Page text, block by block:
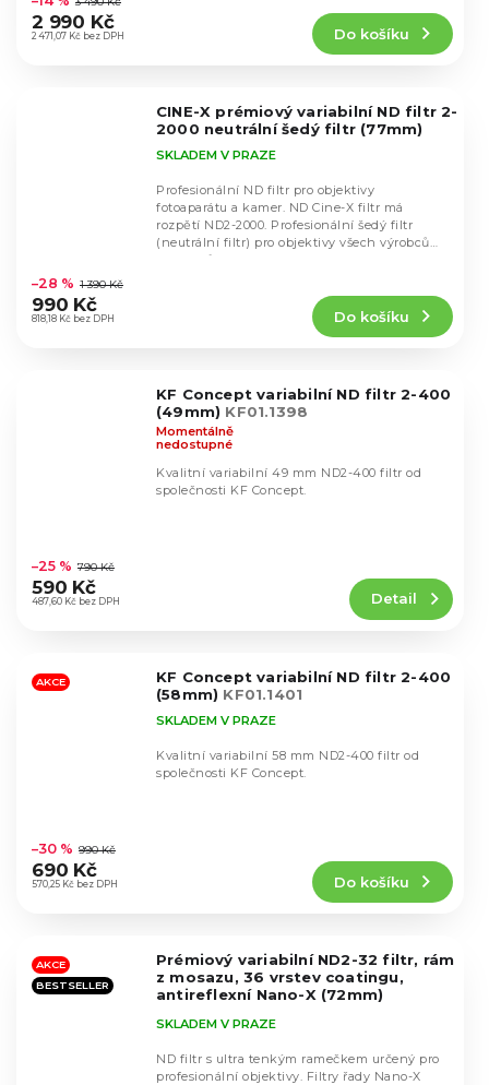
produktu
je
2 471,07 Kč bez DPH
2 990 Kč
Do košíku
CINE-X prémiový variabilní ND filtr 2-
2000 neutrální šedý filtr (77mm)
hodnocení
produktu
je
SKLADEM V PRAZE
818,18 Kč bez DPH
–28 % 1 390 Kč
990 Kč
Do košíku
Profesionální ND filtr pro objektivy
fotoaparátu a kamer. ND Cine-X filtr má
rozpětí ND2-2000. Profesionální šedý filtr
(neutrální filtr) pro objektivy všech výrobců
objektivů s...
KF Concept variabilní ND filtr 2-400
(49mm) KF01.1398
hodnocení
produktu
je
hvězdiček.
Momentálně
nedostupné
487,60 Kč bez DPH
–25 % 790 Kč
590 Kč Detail
Kvalitní variabilní 49 mm ND2-400 filtr od
společnosti KF Concept.
AKCE
KF Concept variabilní ND filtr 2-400
(58mm) KF01.1401
hodnocení
produktu
je
hvězdiček.
SKLADEM V PRAZE
570,25 Kč bez DPH
–30 % 990 Kč
690 Kč
Do košíku
Kvalitní variabilní 58 mm ND2-400 filtr od
společnosti KF Concept.
AKCE
BESTSELLER
Prémiový variabilní ND2-32 filtr, rám
z mosazu, 36 vrstev coatingu,
antireflexní Nano-X (72mm)
SKLADEM V PRAZE
ND filtr s ultra tenkým ramečkem určený pro
profesionální objektivy. Filtry řady Nano-X